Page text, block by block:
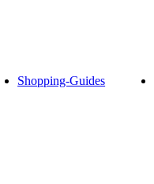
Shopping-Guides